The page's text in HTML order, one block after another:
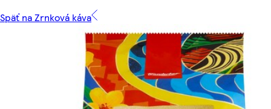
Späť na Zrnková káva